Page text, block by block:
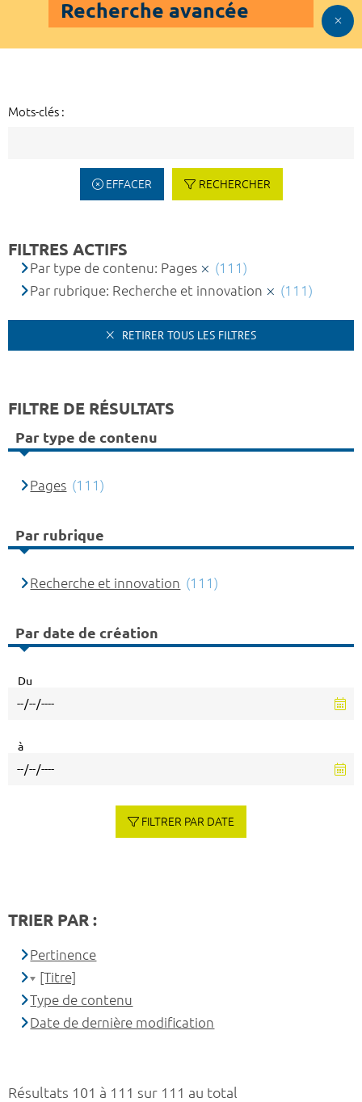
Recherche avancée
Mots-clés :
EFFACER RECHERCHER
Résultats 101 à 111 sur 111 au total
FILTRES ACTIFS
Par type de contenu: Pages
(111)
Par rubrique: Recherche et innovation
(111)
RETIRER TOUS LES FILTRES
FILTRE DE RÉSULTATS
Par type de contenu
Pages (111)
Par rubrique
Recherche et innovation (111)
Par date de création
Du
à
FILTRER PAR DATE
TRIER PAR :
Pertinence
[Titre]
Type de contenu
Date de dernière modification